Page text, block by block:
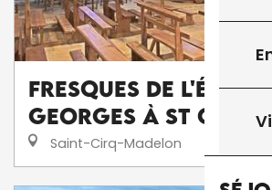
Fresques de
Georges à St Cirq
Saint-Cirq-Madelon